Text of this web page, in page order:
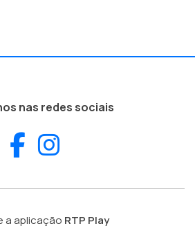
nas redes sociais
Facebook
a aplicação RTP Play